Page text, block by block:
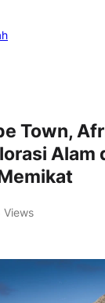
Town,
Alam
Views